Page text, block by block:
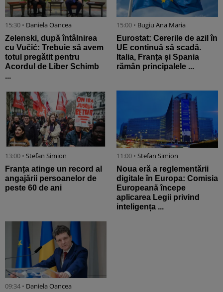
15:30 • Daniela Oancea
Zelenski, după întâlnirea
cu Vučić: Trebuie să avem
totul pregătit pentru
Acordul de Liber Schimb
...
15:00 • Bugiu ⁠Ana Maria
Eurostat: Cererile de azil în
UE continuă să scadă.
Italia, Franța și Spania
rămân principalele ...
13:00 • Stefan Simion
Franța atinge un record al
angajării persoanelor de
peste 60 de ani
11:00 • Stefan Simion
Noua eră a reglementării
digitale în Europa: Comisia
Europeană începe
aplicarea Legii privind
inteligența ...
09:34 • Daniela Oancea